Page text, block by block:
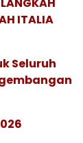
ITALIA
Seluruh